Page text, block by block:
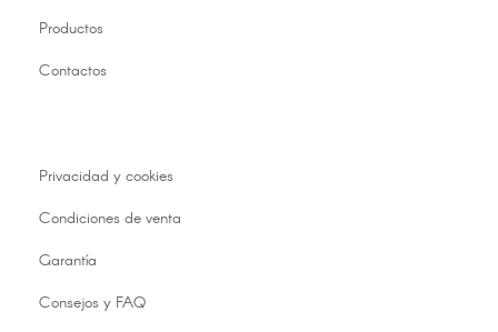
Productos
Contactos
Privacidad y cookies
Condiciones de venta
Garantía
Consejos y FAQ